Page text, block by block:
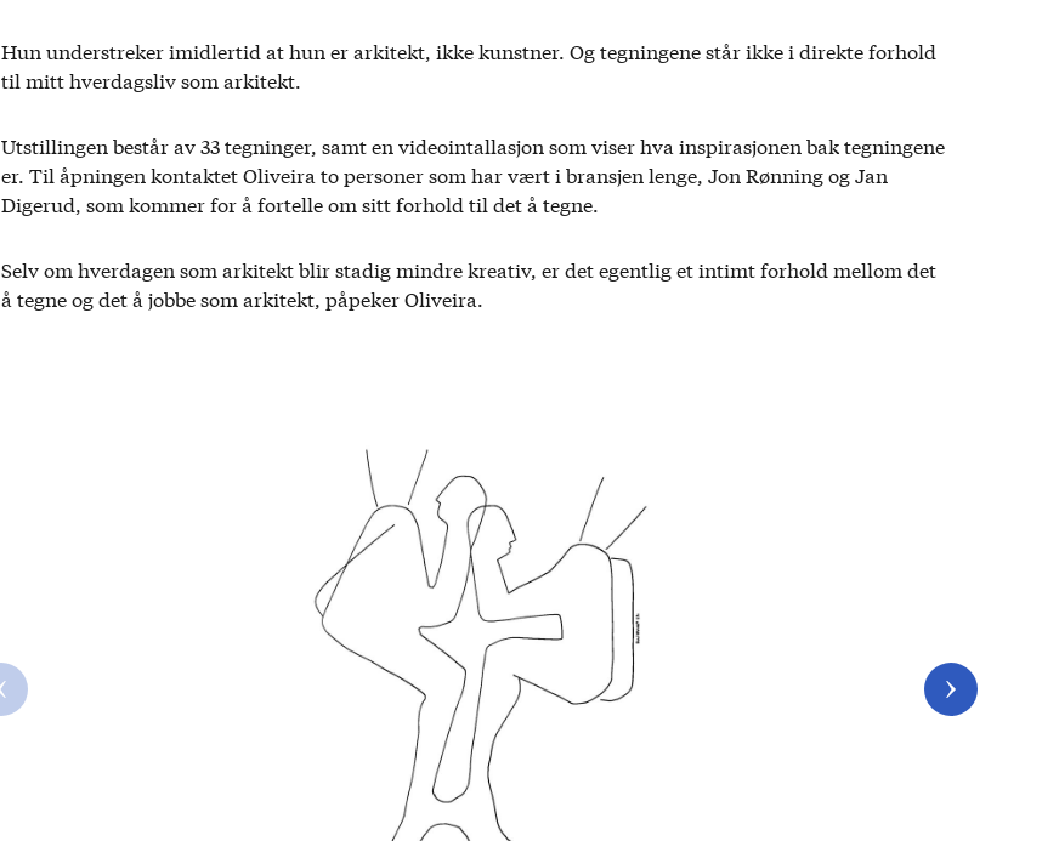
Hun understreker imidlertid at hun er arkitekt, ikke kunstner. Og tegningene står ikke i direkte forhold
til mitt hverdagsliv som arkitekt.
Utstillingen består av 33 tegninger, samt en videointallasjon som viser hva inspirasjonen bak tegningene
er. Til åpningen kontaktet Oliveira to personer som har vært i bransjen lenge, Jon Rønning og Jan
Digerud, som kommer for å fortelle om sitt forhold til det å tegne.
Selv om hverdagen som arkitekt blir stadig mindre kreativ, er det egentlig et intimt forhold mellom det
å tegne og det å jobbe som arkitekt, påpeker Oliveira.